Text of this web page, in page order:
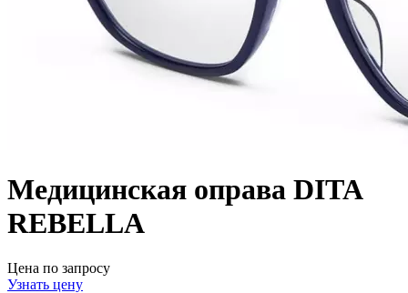
Медицинская оправа DITA
REBELLA
Цена по запросу
Узнать цену